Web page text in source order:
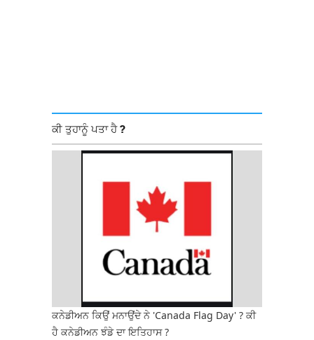
ਕੀ ਤੁਹਾਨੂੰ ਪਤਾ ਹੈ ?
ਕਨੇਡੀਅਨ ਕਿਉਂ ਮਨਾਉਂਦੇ ਨੇ 'Canada Flag Day' ? ਕੀ
ਹੈ ਕਨੇਡੀਅਨ ਝੰਡੇ ਦਾ ਇਤਿਹਾਸ ?